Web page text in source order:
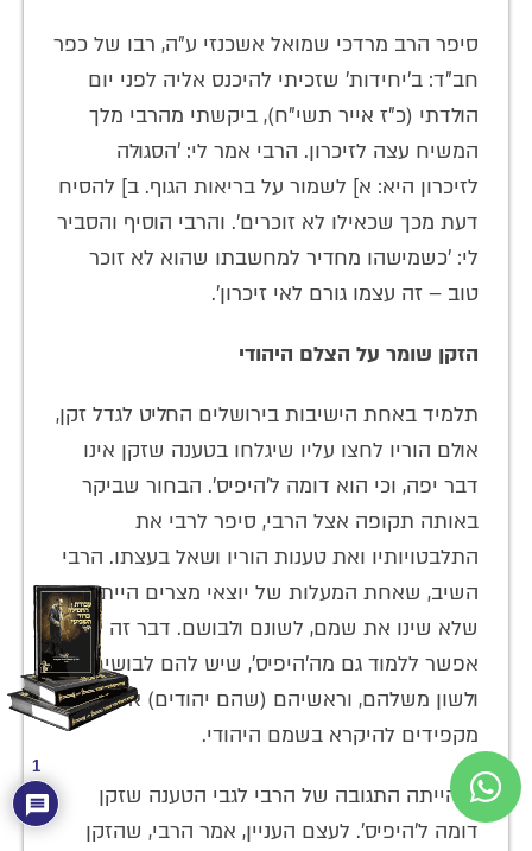
סיפר הרב מרדכי שמואל אשכנזי ע"ה, רבו של כפר
חב"ד: ב'יחידות' שזכיתי להיכנס אליה לפני יום
הולדתי (כ"ז אייר תשי"ח), ביקשתי מהרבי מלך
המשיח עצה לזיכרון. הרבי אמר לי: 'הסגולה
לזיכרון היא: א] לשמור על בריאות הגוף. ב] להסיח
דעת מכך שכאילו לא זוכרים'. והרבי הוסיף והסביר
לי: 'כשמישהו מחדיר למחשבתו שהוא לא זוכר
טוב – זה עצמו גורם לאי זיכרון'.
הזקן שומר על הצלם היהודי
תלמיד באחת הישיבות בירושלים החליט לגדל זקן,
אולם הוריו לחצו עליו שיגלחו בטענה שזקן אינו
דבר יפה, וכי הוא דומה ל'היפיס'. הבחור שביקר
באותה תקופה אצל הרבי, סיפר לרבי את
התלבטויותיו ואת טענות הוריו ושאל בעצתו. הרבי
השיב, שאחת המעלות של יוצאי מצרים הייתה
שלא שינו את שמם, לשונם ולבושם. דבר זה
אפשר ללמוד גם מה'היפיס', שיש להם לבושים
ולשון משלהם, וראשיהם (שהם יהודים) אפילו
מקפידים להיקרא בשמם היהודי.
זו הייתה התגובה של הרבי לגבי הטענה שזקן
דומה ל'היפיס'. לעצם העניין, אמר הרבי, שהזקן
1